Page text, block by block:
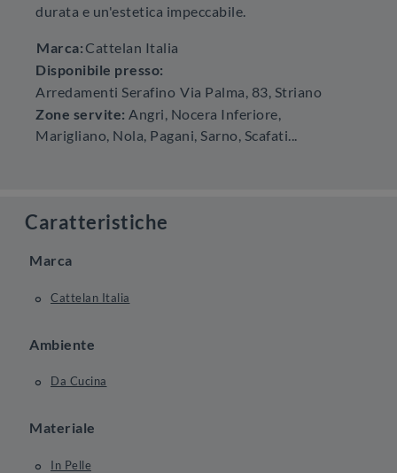
durata e un'estetica impeccabile.
Marca: Cattelan Italia
Disponibile presso:
Arredamenti Serafino Via Palma, 83, Striano
Zone servite: Angri, Nocera Inferiore,
Marigliano, Nola, Pagani, Sarno, Scafati...
Caratteristiche
Marca
Cattelan Italia
Ambiente
Da Cucina
Materiale
In Pelle